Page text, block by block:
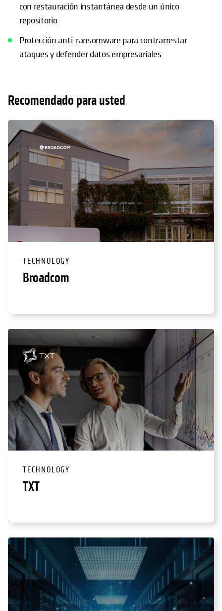
con restauración instantánea desde un único
repositorio
Protección anti-ransomware para contrarrestar
ataques y defender datos empresariales
Recomendado para usted
TECHNOLOGY
Broadcom
TECHNOLOGY
TXT